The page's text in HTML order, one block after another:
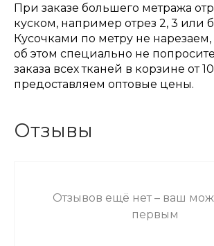
При заказе большего метража
куском, например отрез 2, 3 или
Кусочками по метру не
об этом специально не
заказа всех тканей в корзине от
предоставляем оптовые цены.
Отзывы
Отзывов ещё нет – ваш
первым